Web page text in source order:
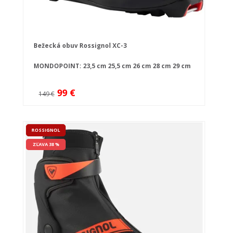
Bežecká obuv Rossignol XC-3
MONDOPOINT: 23,5 cm 25,5 cm 26 cm 28 cm 29 cm
149 € 99 €
ROSSIGNOL
ZĽAVA 38 %